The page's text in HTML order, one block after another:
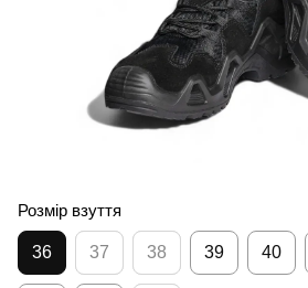
Розмір взуття
36 37 38 39 40